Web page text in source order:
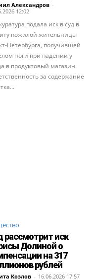
Александров -
12:02
подала иск в суд в
пожилой жительницы
Петербурга, получившей
ноги при падении у
в продуктовый магазин.
за содержание
рассмотрит иск
Долиной о
на 317
рублей
Козлов - 16.06.2026 17:57